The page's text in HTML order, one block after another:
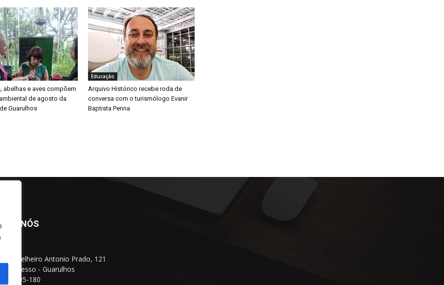
abelhas e aves compõem
de agosto da
Guarulhos
Educação
Arquivo Histórico recebe roda de
conversa com o turismólogo Evanir
Baptista Penna
NÓS
Conselheiro Antonio Prado, 121
Progresso - Guarulhos
07095-180